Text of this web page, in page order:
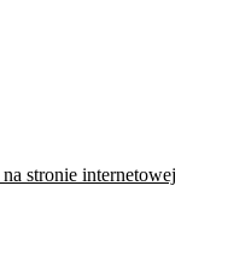
stronie internetowej